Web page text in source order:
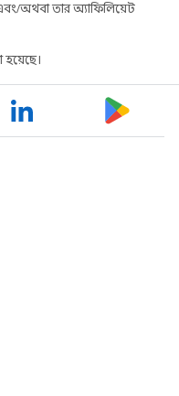
অথবা তার অ্যাফিলিয়েট